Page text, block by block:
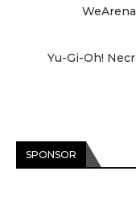
Yu-Gi-Oh!
SPONSOR